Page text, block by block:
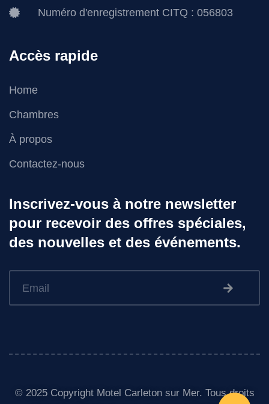
Numéro d'enregistrement CITQ : 056803
Accès rapide
Home
Chambres
À propos
Contactez-nous
Inscrivez-vous à notre newsletter
pour recevoir des offres spéciales,
des nouvelles et des événements.
© 2025 Copyright Motel Carleton sur Mer. Tous droits